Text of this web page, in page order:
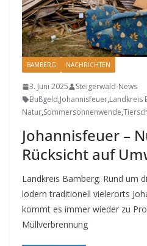
BAMBERG NACHRICHTEN
3. Juni 2025
Steigerwald-News
Bußgeld,Johannisfeuer,Landkreis
Natur,Sommersonnenwende,
Johannisfeuer –
Rücksicht auf
Landkreis Bamberg. Rund um
lodern traditionell vielerorts
kommt es immer wieder zu
Müllverbrennung